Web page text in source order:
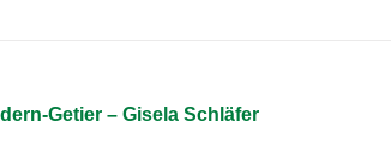
Getier – Gisela Schläfer